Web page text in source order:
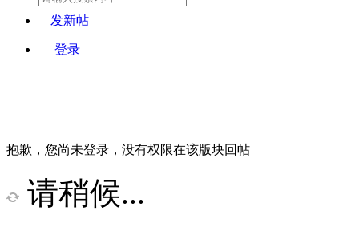
发新帖
登录
抱歉，您尚未登录，没有权限在该版块回帖
请稍候...